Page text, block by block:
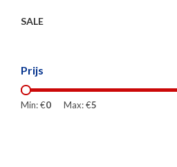
SALE
Prijs
Min: €0 Max: €5